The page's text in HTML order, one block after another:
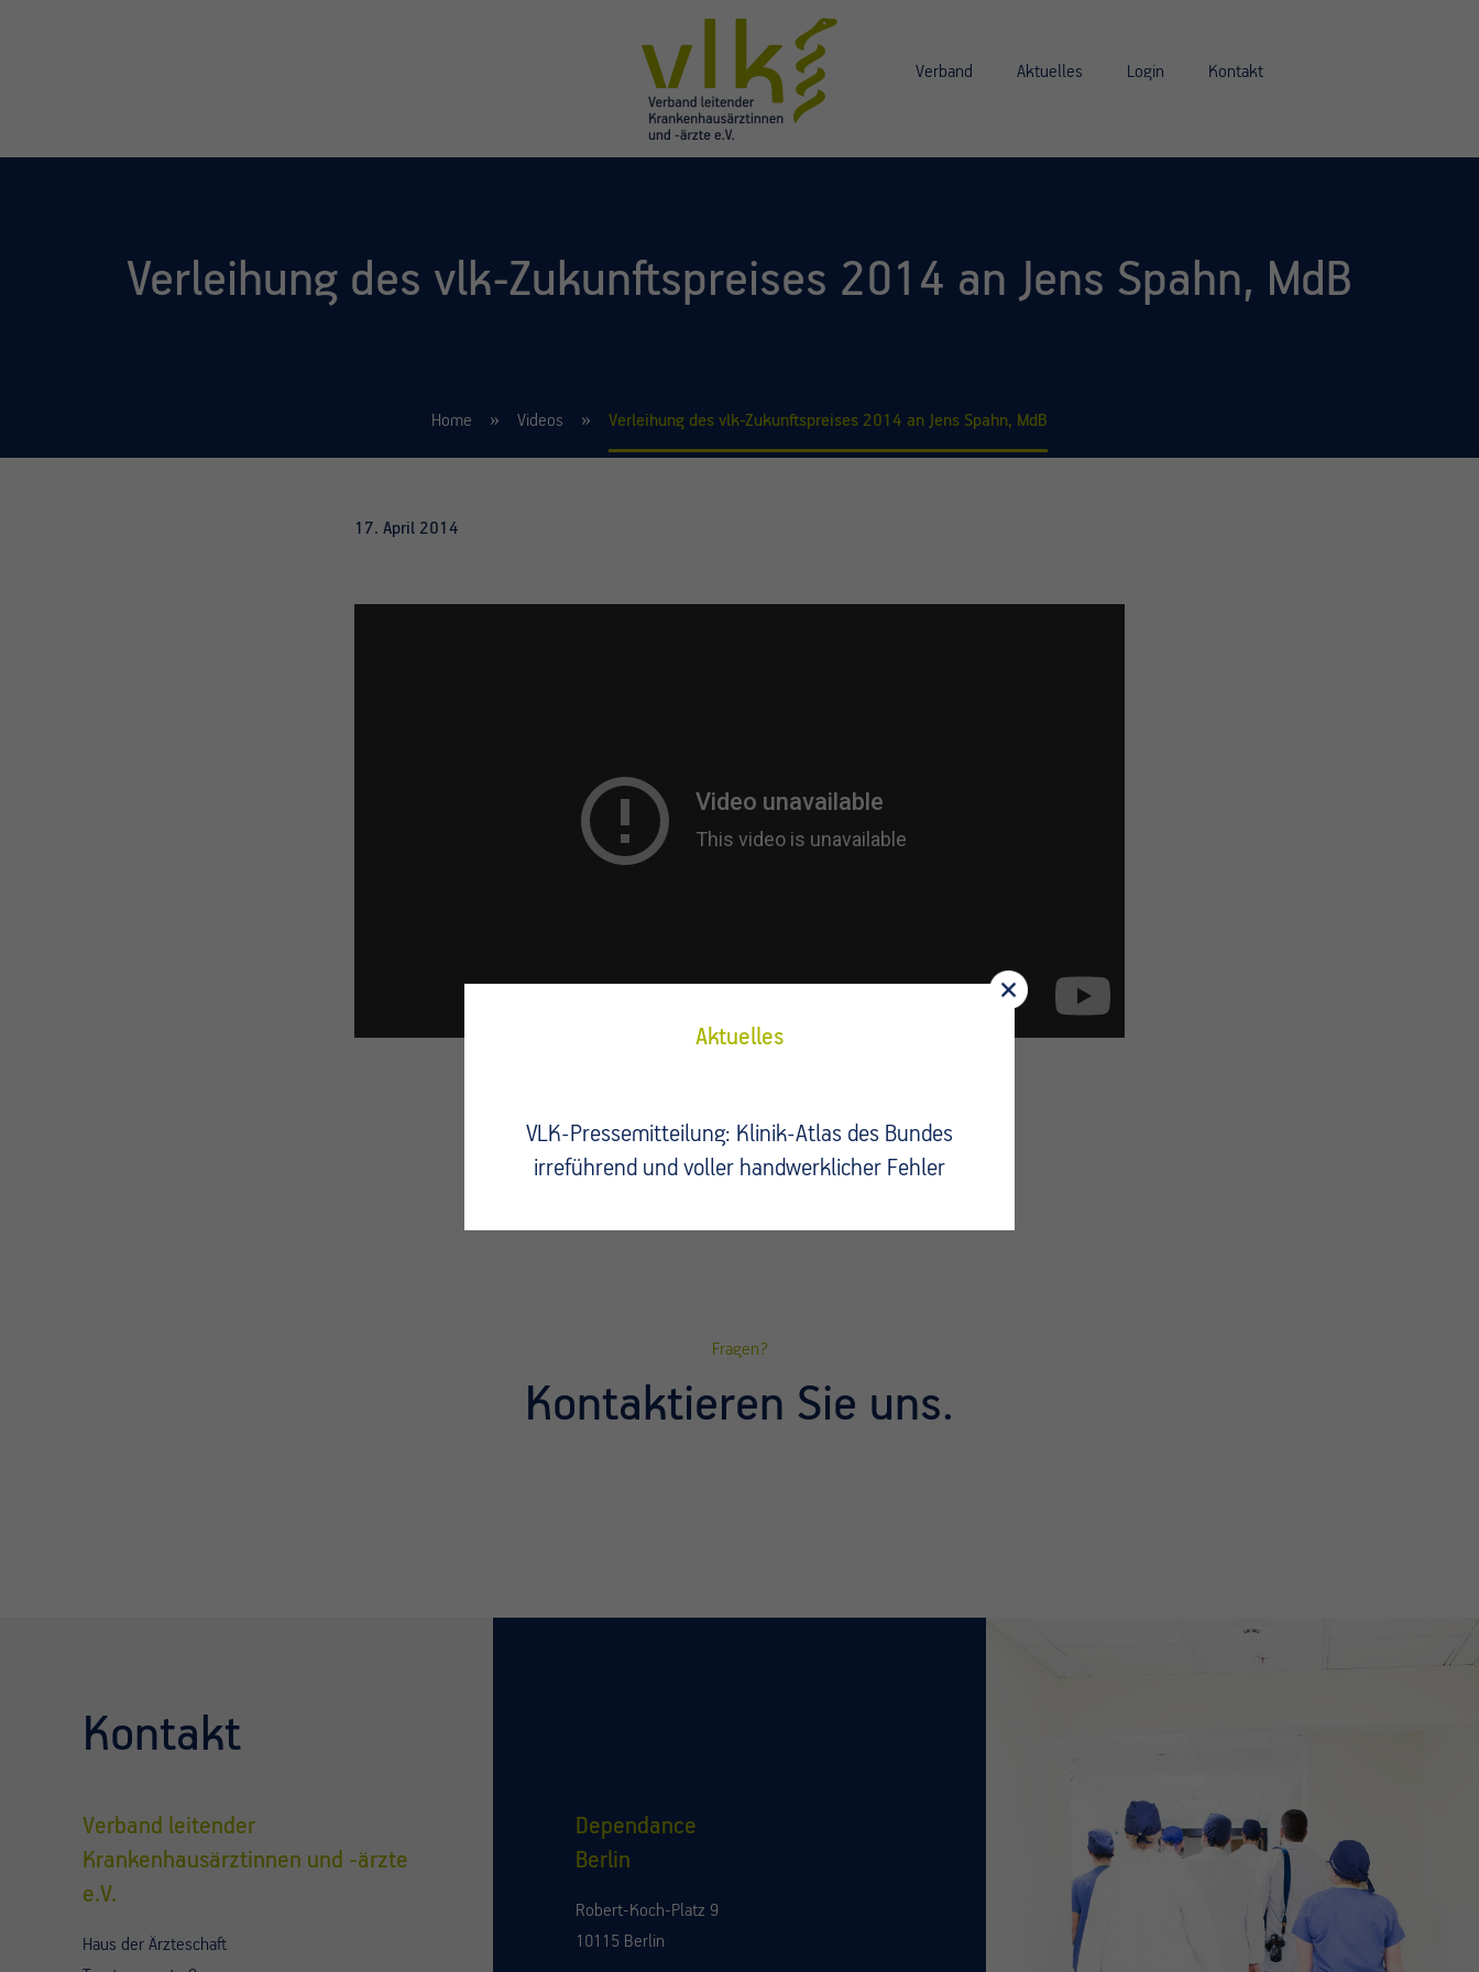
Verband Aktuelles Login Kontakt
Verleihung des vlk-Zukunftspreises 2014 an Jens Spahn, MdB
Home Videos Verleihung des vlk-Zukunftspreises 2014 an Jens Spahn, MdB
17. April 2014
Fragen?
Kontaktieren Sie uns.
Kontakt
Verband leitender
Krankenhausärztinnen und -ärzte
e.V.
Haus der Ärzteschaft
Dependance
Berlin
Robert-Koch-Platz 9
10115 Berlin
Aktuelles
VLK-Pressemitteilung: Klinik-Atlas des Bundes
irreführend und voller handwerklicher Fehler